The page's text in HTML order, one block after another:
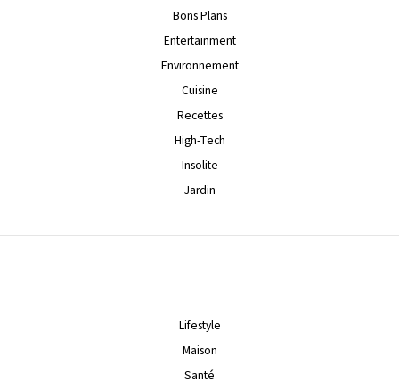
Bons Plans
Entertainment
Environnement
Cuisine
Recettes
High-Tech
Insolite
Jardin
Lifestyle
Maison
Santé